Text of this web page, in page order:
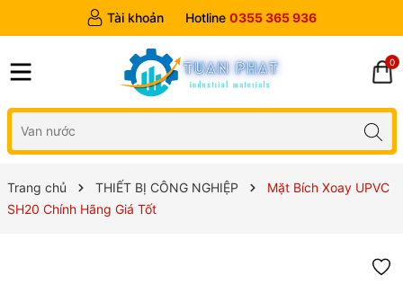
Tài khoản Hotline 0355 365 936
0
Trang chủ THIẾT BỊ CÔNG NGHIỆP
Mặt Bích Xoay UPVC
SH20 Chính Hãng Giá Tốt